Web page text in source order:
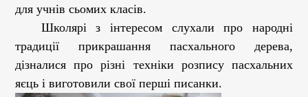
для учнів сьомих класів.
Школярі з інтересом слухали про народні
традиції прикрашання пасхального дерева,
дізналися про різні техніки розпису пасхальних
яєць і виготовили свої перші писанки.